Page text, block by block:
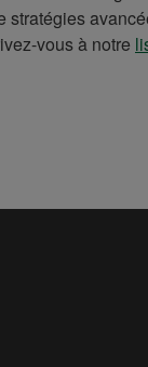
vous à notre